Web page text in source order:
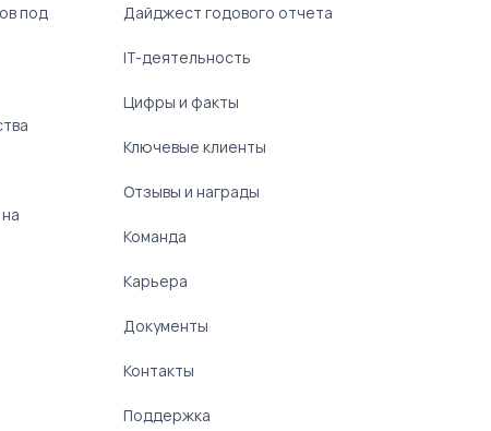
под
Дайджест годового отчета
IT-деятельность
Цифры и факты
Ключевые клиенты
Отзывы и награды
Команда
Карьера
Документы
Контакты
Поддержка